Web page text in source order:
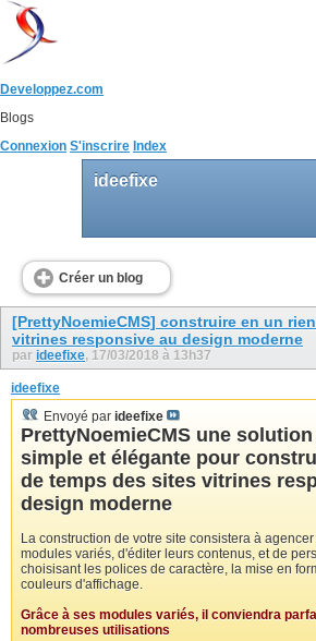
Developpez.com
Blogs
Connexion S'inscrire Index
ideefixe
Créer un blog
[PrettyNoemieCMS] construire en un
vitrines responsive au design moderne
par ideefixe, 17/03/2018 à 13h37
ideefixe
Envoyé par ideefixe
PrettyNoemieCMS une
simple et élégante pour
de temps des sites vitrines
design moderne
La construction de votre site consistera à
modules variés, d'éditer leurs contenus, et de
choisisant les polices de caractère, la mise en
couleurs d'affichage.
Grâce à ses modules variés, il conviendra
nombreuses utilisations